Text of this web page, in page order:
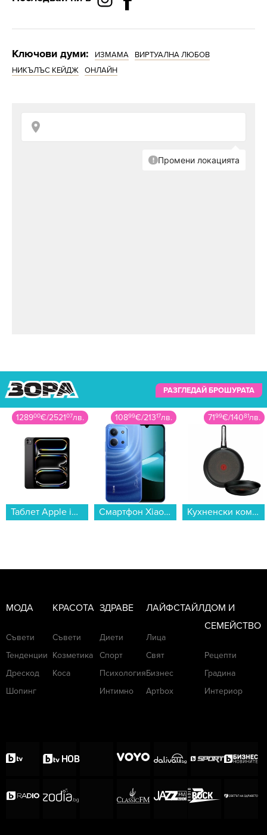
Ключови думи: ИЗМАМА
ВИРТУАЛНА ЛЮБОВ
НИКЪЛЪС КЕЙДЖ
ОНЛАЙН
РАЗГЛЕДАЙ БРОШУРАТА
10899€/21317лв.
Смартфон Xiaomi Redmi 15C 128/4 BLUE , 128 GB, 4 GB...
7199€/14081лв.
Кухненски комплект Tefal P0009553 EXCELLENCE+ 3 части...
7999€/15645лв.
Вграден абсорбатор Crown CT6040IX...
МОДА
Съвети
Тенденции
Дрескод
Шопинг
КРАСОТА
Съвети
Козметика
Коса
ЗДРАВЕ
Диети
Спорт
Психология
Интимно
ЛАЙФСТАЙЛ
Лица
Свят
Бизнес
Артbox
ДОМ И
СЕМЕЙСТВО
Рецепти
Градина
Интериор